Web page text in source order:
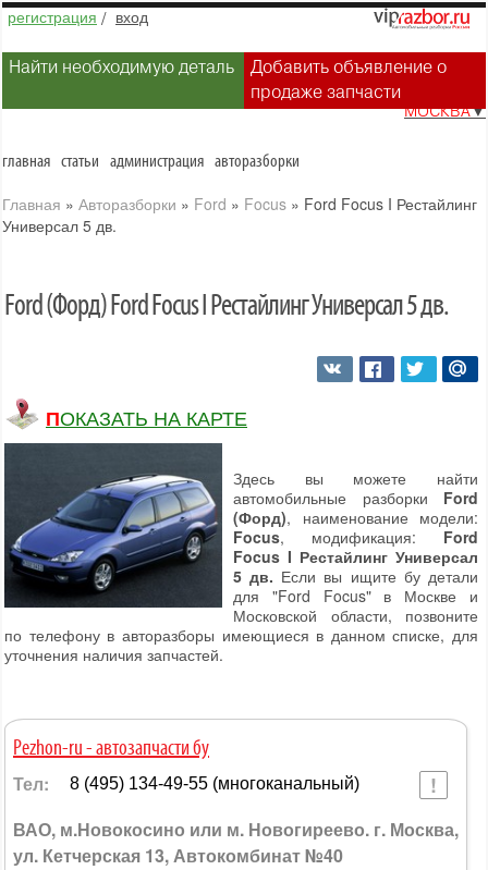
регистрация / вход
Найти необходимую деталь
Добавить объявление о
продаже запчасти
МОСКВА▼
главная статьи администрация авторазборки
Главная » Авторазборки » Ford » Focus » Ford Focus I Рестайлинг
Универсал 5 дв.
Ford (Форд) Ford Focus I Рестайлинг Универсал 5 дв.
ПОКАЗАТЬ НА КАРТЕ
Здесь вы можете найти
автомобильные разборки Ford
(Форд), наименование модели:
Focus, модификация: Ford
Focus I Рестайлинг Универсал
5 дв. Если вы ищите бу детали
для "Ford Focus" в Москве и
Московской области, позвоните
по телефону в авторазборы имеющиеся в данном списке, для
уточнения наличия запчастей.
Pezhon-ru - автозапчасти бу
Тел: 8 (495) 134-49-55 (многоканальный)
ВАО, м.Новокосино или м. Новогиреево. г. Москва,
ул. Кетчерская 13, Автокомбинат №40